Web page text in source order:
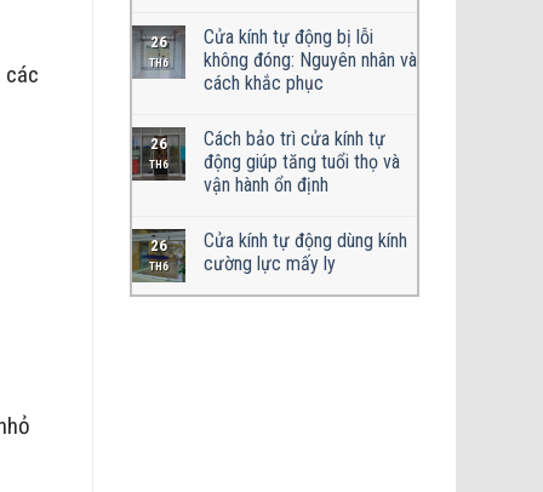
các
26
TH6
Cửa kính tự động bị lỗi
không đóng: Nguyên nhân và
cách khắc phục
26
TH6
Cách bảo trì cửa kính tự
động giúp tăng tuổi thọ và
vận hành ổn định
26
TH6
Cửa kính tự động dùng kính
cường lực mấy ly